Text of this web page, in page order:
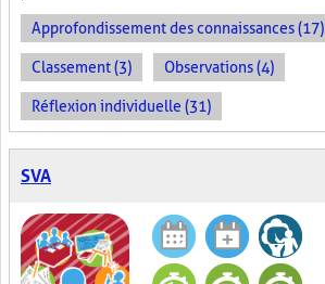
Approfondissement des connaissances (17)
Classement (3) Observations (4)
Réflexion individuelle (31)
SVA